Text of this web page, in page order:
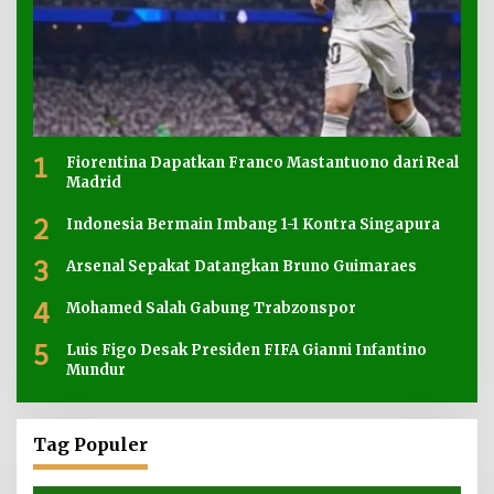
1
Fiorentina Dapatkan Franco Mastantuono dari Real
Madrid
2 Indonesia Bermain Imbang 1-1 Kontra Singapura
3 Arsenal Sepakat Datangkan Bruno Guimaraes
4 Mohamed Salah Gabung Trabzonspor
5
Luis Figo Desak Presiden FIFA Gianni Infantino
Mundur
Tag Populer